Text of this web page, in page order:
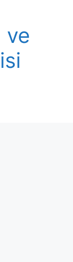
ve